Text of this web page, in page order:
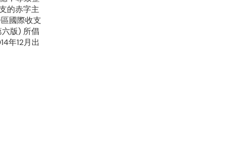
的赤字主
國際收支
版) 所倡
年12月出